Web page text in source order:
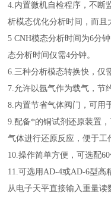
4.内置微机自检程序，不断
析模态优化分析时间，而且
5 CNH模态分析时间为6分
态分析时间仅需4分钟。
6.三种分析模态转换快，仅
7.允许以氩气作为载气，节
8.内置节省气体阀门，可用
9.配备*的铜试剂还原装置
气体进行还原反应，便于工
10.操作简单方便，可选配
11.可选用AD-4或AD-6型高
从电子天平直接输入重量读